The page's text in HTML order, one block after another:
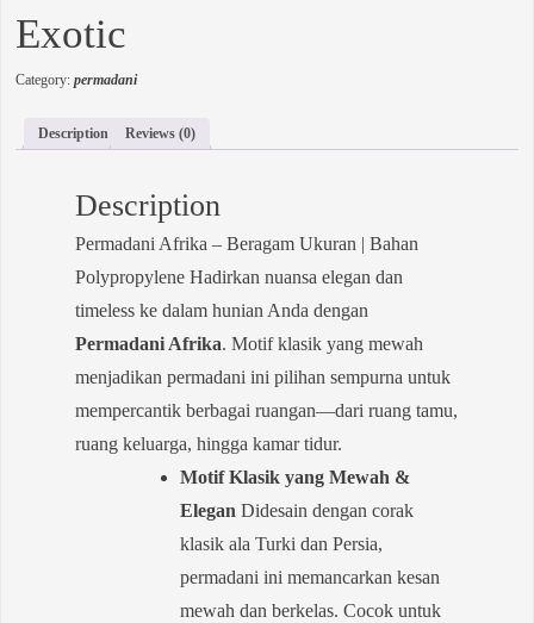
Exotic
Category: permadani
Description Reviews (0)
Description
Permadani Afrika – Beragam Ukuran | Bahan
Polypropylene Hadirkan nuansa elegan dan
timeless ke dalam hunian Anda dengan
Permadani Afrika. Motif klasik yang mewah
menjadikan permadani ini pilihan sempurna untuk
mempercantik berbagai ruangan—dari ruang tamu,
ruang keluarga, hingga kamar tidur.
Motif Klasik yang Mewah &
Elegan Didesain dengan corak
klasik ala Turki dan Persia,
permadani ini memancarkan kesan
mewah dan berkelas. Cocok untuk